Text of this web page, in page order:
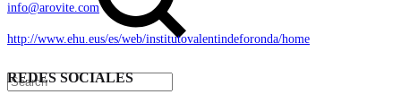
info@arovite.com
http://www.ehu.eus/es/web/institutovalentindeforonda/home
REDES SOCIALES